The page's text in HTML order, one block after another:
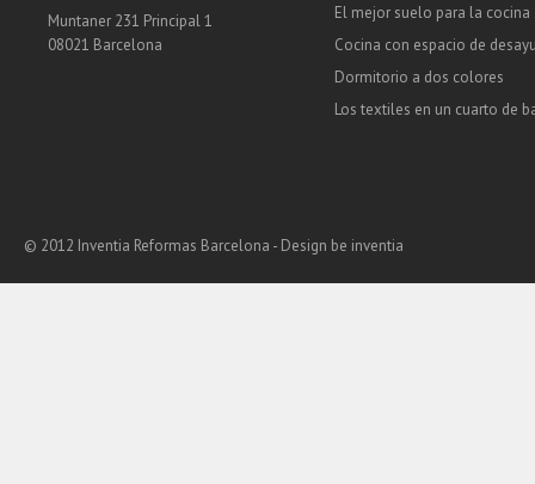
Muntaner 231 Principal 1
08021 Barcelona
El mejor suelo para la cocina
Cocina con espacio de
Dormitorio a dos colores
Los textiles en un cuarto de
© 2012 Inventia Reformas Barcelona - Design be inventia